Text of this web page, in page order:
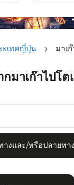
ะเทศญี่ปุ่น มาเ
มาเก๊าไปโต
งและ/หรือปลายท
และ/หรือปลายทาง